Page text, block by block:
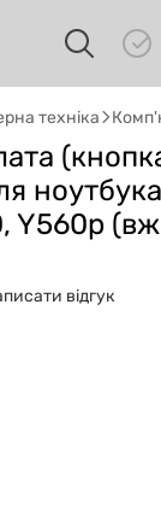
техніка
Y560p
відгук
AI — допоможу
комп'ютерну